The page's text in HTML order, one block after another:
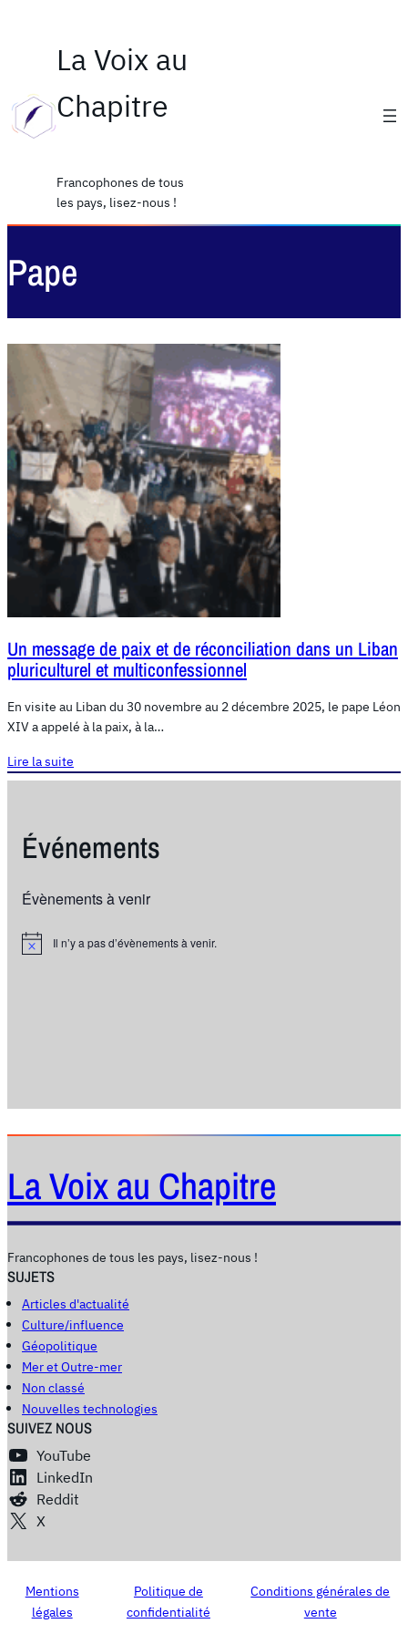
La Voix au
Chapitre
Francophones de tous
les pays, lisez-nous !
Pape
Un message de paix et de réconciliation dans un Liban
pluriculturel et multiconfessionnel
En visite au Liban du 30 novembre au 2 décembre 2025, le pape Léon
XIV a appelé à la paix, à la…
Lire la suite
Événements
Évènements à venir
N
Il n’y a pas d’évènements à venir.
La Voix au Chapitre
Francophones de tous les pays, lisez-nous !
SUJETS
Articles d'actualité
Culture/influence
Géopolitique
Mer et Outre-mer
Non classé
Nouvelles technologies
SUIVEZ NOUS
YouTube
LinkedIn
Reddit
X
Mentions
légales
Politique de
confidentialité
Conditions générales de
vente